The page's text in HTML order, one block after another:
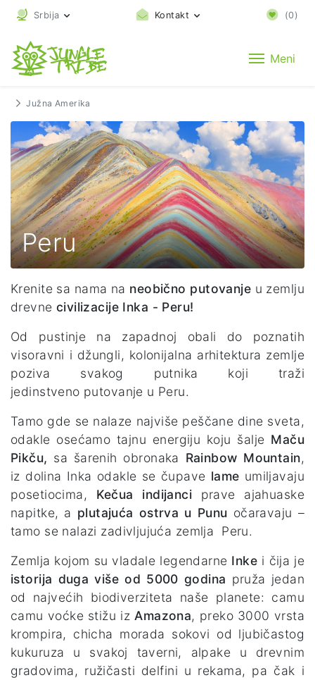
Srbija Kontakt (0)
Meni
Južna Amerika
Peru
Krenite sa nama na neobično putovanje u zemlju
drevne civilizacije Inka - Peru!
Od pustinje na zapadnoj obali do poznatih
visoravni i džungli, kolonijalna arhitektura zemlje
poziva svakog putnika koji traži
jedinstveno putovanje u Peru.
Tamo gde se nalaze najviše peščane dine sveta,
odakle osećamo tajnu energiju koju šalje Maču
Pikču, sa šarenih obronaka Rainbow Mountain,
iz dolina Inka odakle se čupave lame umiljavaju
posetiocima, Kečua indijanci prave ajahuaske
napitke, a plutajuća ostrva u Punu očaravaju –
tamo se nalazi zadivljujuća zemlja Peru.
Zemlja kojom su vladale legendarne Inke i čija je
istorija duga više od 5000 godina pruža jedan
od najvećih biodiverziteta naše planete: camu
camu voćke stižu iz Amazona, preko 3000 vrsta
krompira, chicha morada sokovi od ljubičastog
kukuruza u svakoj taverni, alpake u drevnim
gradovima, ružičasti delfini u rekama, pa čak i